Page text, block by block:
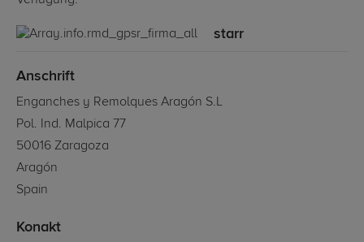
starr
Anschrift
Enganches y Remolques Aragón S.L
Pol. Ind. Malpica 77
50016 Zaragoza
Aragón
Spain
Konakt